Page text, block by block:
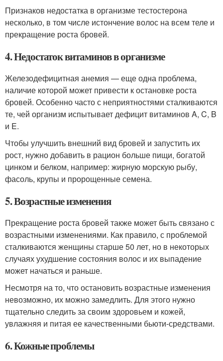
Признаков недостатка в организме тестостерона
несколько, в том числе истончение волос на всем теле и
прекращение роста бровей.
4. Недостаток витаминов в организме
Железодефицитная анемия — еще одна проблема,
наличие которой может привести к остановке роста
бровей. Особенно часто с неприятностями сталкиваются
те, чей организм испытывает дефицит витаминов A, C, B
и E.
Чтобы улучшить внешний вид бровей и запустить их
рост, нужно добавить в рацион больше пищи, богатой
цинком и белком, например: жирную морскую рыбу,
фасоль, крупы и пророщенные семена.
5. Возрастные изменения
Прекращение роста бровей также может быть связано с
возрастными изменениями. Как правило, с проблемой
сталкиваются женщины старше 50 лет, но в некоторых
случаях ухудшение состояния волос и их выпадение
может начаться и раньше.
Несмотря на то, что остановить возрастные изменения
невозможно, их можно замедлить. Для этого нужно
тщательно следить за своим здоровьем и кожей,
увлажняя и питая ее качественными бьюти-средствами.
6. Кожные проблемы